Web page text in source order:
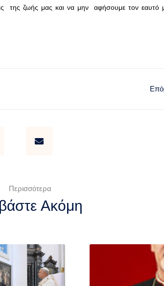
της ζωής μας και να μην αφήσουμε τον εαυτό
Περισσότερα
Ακόμη